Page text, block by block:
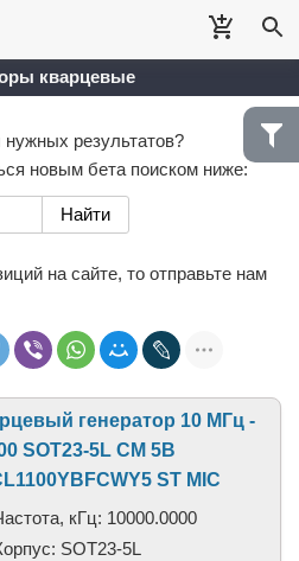
кварцевые
результатов?
новым бета поиском ниже:
на сайте, то отправьте нам
генератор 10 МГц -
SOT23-5L CM 5В
ST MIC
кГц: 10000.0000
SOT23-5L